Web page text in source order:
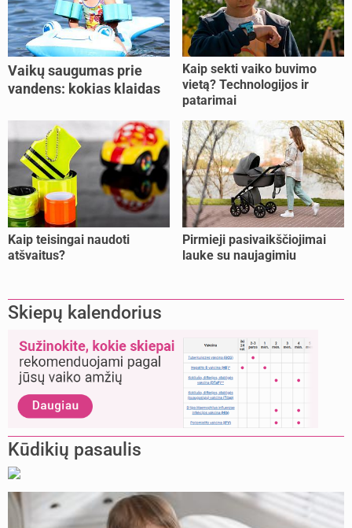
Vaikų saugumas prie
vandens: kokias klaidas
Kaip sekti vaiko buvimo
vietą? Technologijos ir
patarimai
Kaip teisingai naudoti
atšvaitus?
Pirmieji pasivaikščiojimai
lauke su naujagimiu
Skiepų kalendorius
Kūdikių pasaulis